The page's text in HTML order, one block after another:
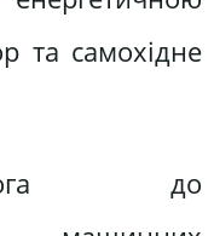
та самохідне
до